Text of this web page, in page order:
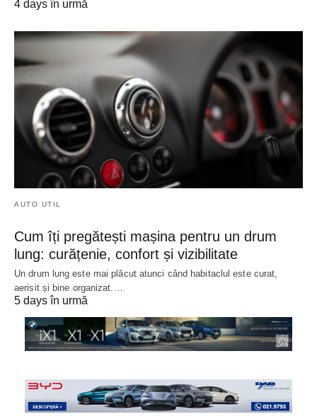
4 days în urmă
AUTO UTIL
Cum îți pregătești mașina pentru un drum
lung: curățenie, confort și vizibilitate
Un drum lung este mai plăcut atunci când habitaclul este curat,
aerisit și bine organizat.…
5 days în urmă